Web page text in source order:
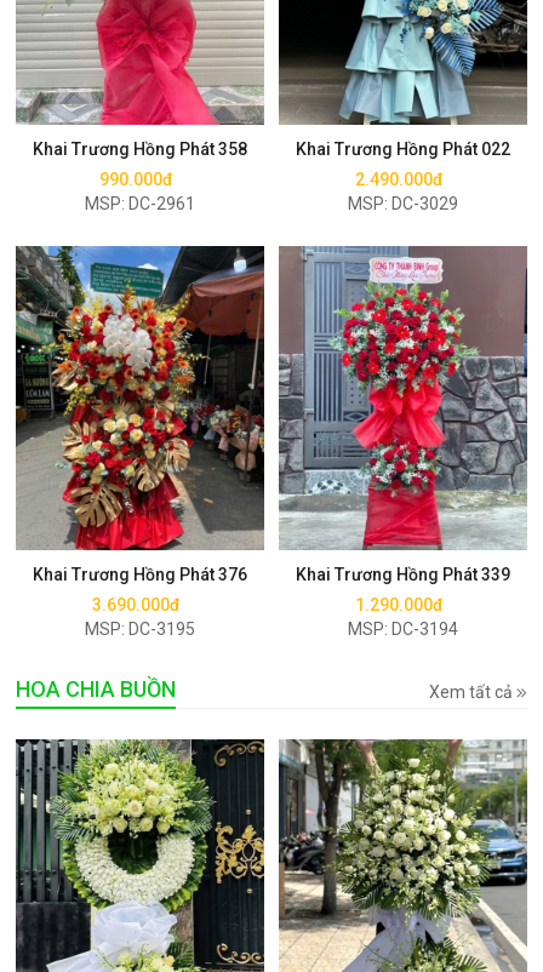
Khai Trương Hồng Phát 358
990.000đ
MSP: DC-2961
Mua ngay
Khai Trương Hồng Phát 022
2.490.000đ
MSP: DC-3029
Mua ngay
Khai Trương Hồng Phát 376
3.690.000đ
MSP: DC-3195
Mua ngay
Khai Trương Hồng Phát 339
1.290.000đ
MSP: DC-3194
Mua ngay
HOA CHIA BUỒN Xem tất cả